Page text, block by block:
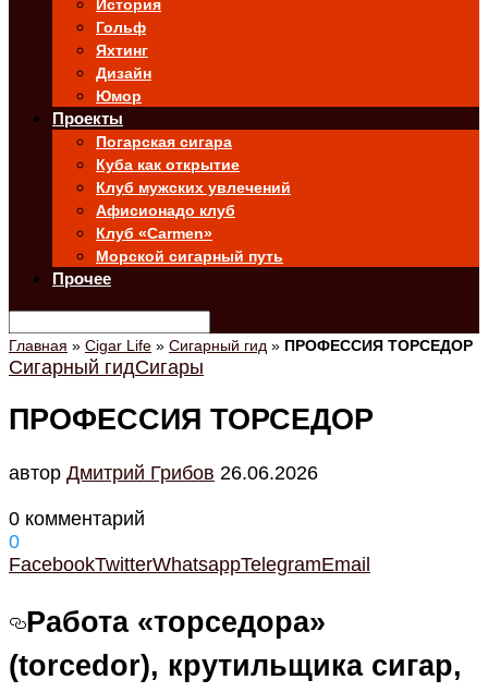
История
Гольф
Яхтинг
Дизайн
Юмор
Проекты
Погарская сигара
Куба как открытие
Клуб мужских увлечений
Афисионадо клуб
Клуб «Carmen»
Морской сигарный путь
Прочее
Главная » Cigar Life » Сигарный гид » ПРОФЕССИЯ ТОРСЕДОР
Сигарный гидСигары
ПРОФЕССИЯ ТОРСЕДОР
автор Дмитрий Грибов 26.06.2026
0 комментарий
0
FacebookTwitterWhatsappTelegramEmail
Работа «торседора»
(torcedor), крутильщика сигар,